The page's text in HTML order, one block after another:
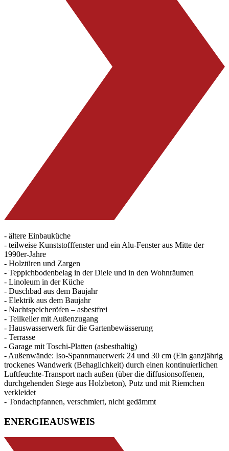
- ältere Einbauküche
- teilweise Kunststofffenster und ein Alu-Fenster aus Mitte der
1990er-Jahre
- Holztüren und Zargen
- Teppichbodenbelag in der Diele und in den Wohnräumen
- Linoleum in der Küche
- Duschbad aus dem Baujahr
- Elektrik aus dem Baujahr
- Nachtspeicheröfen – asbestfrei
- Teilkeller mit Außenzugang
- Hauswasserwerk für die Gartenbewässerung
- Terrasse
- Garage mit Toschi-Platten (asbesthaltig)
- Außenwände: Iso-Spannmauerwerk 24 und 30 cm (Ein ganzjährig
trockenes Wandwerk (Behaglichkeit) durch einen kontinuierlichen
Luftfeuchte-Transport nach außen (über die diffusionsoffenen,
durchgehenden Stege aus Holzbeton), Putz und mit Riemchen
verkleidet
- Tondachpfannen, verschmiert, nicht gedämmt
ENERGIEAUSWEIS